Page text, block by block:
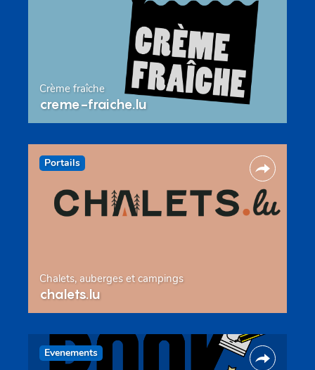
Crème fraîche
creme-fraiche.lu
Portails
Chalets, auberges et campings
chalets.lu
Evenements